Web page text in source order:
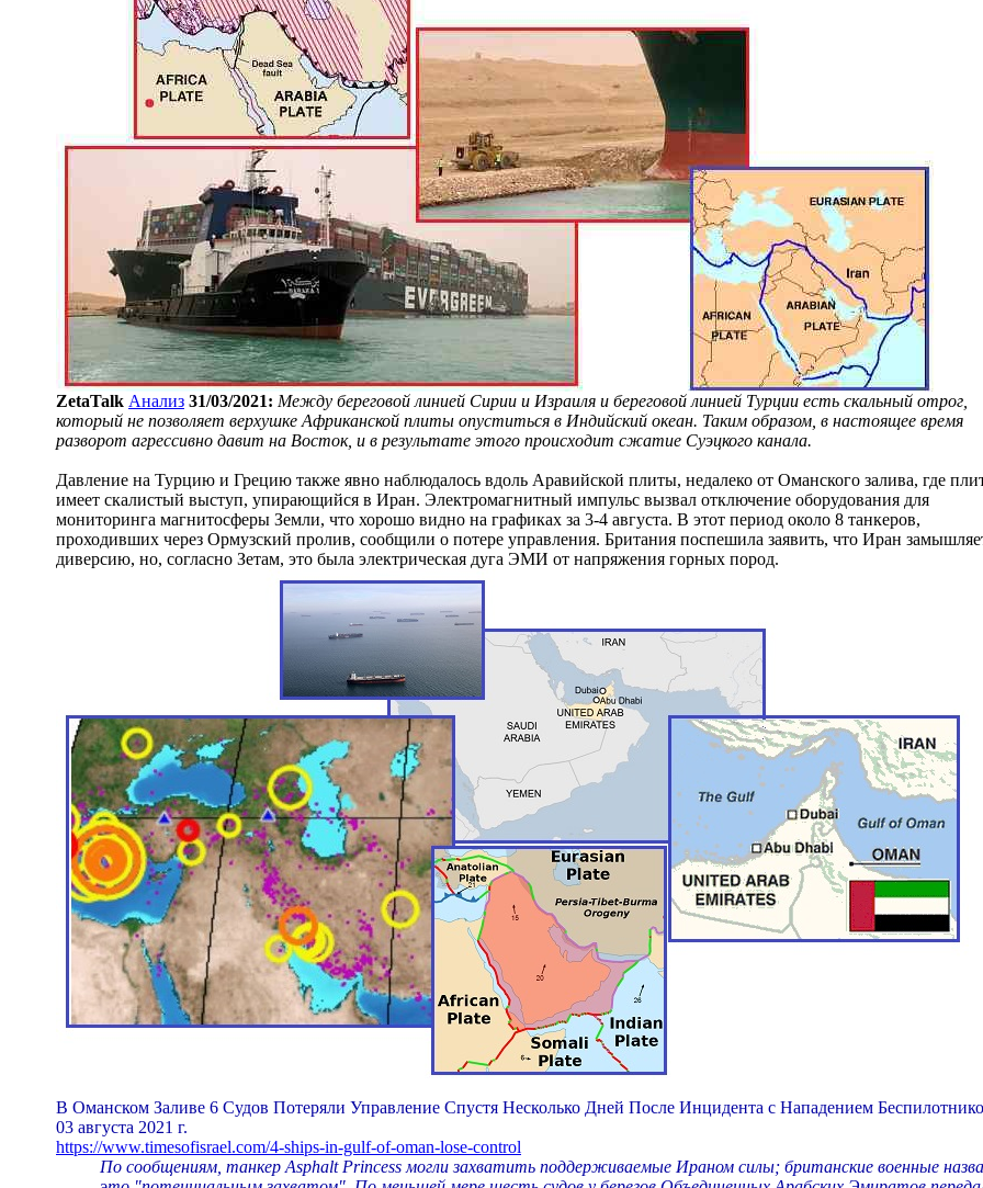
ZetaTalk Анализ 31/03/2021: Между береговой линией Сирии и Израиля и береговой линией Турции есть скальный отрог,
который не позволяет верхушке Африканской плиты опуститься в Индийский океан. Таким образом, в настоящее время
разворот агрессивно давит на Восток, и в результате этого происходит сжатие Суэцкого канала.
Давление на Турцию и Грецию также явно наблюдалось вдоль Аравийской плиты, недалеко от Оманского залива, где
имеет скалистый выступ, упирающийся в Иран. Электромагнитный импульс вызвал отключение оборудования для
мониторинга магнитосферы Земли, что хорошо видно на графиках за 3-4 августа. В этот период около 8 танкеров,
проходивших через Ормузский пролив, сообщили о потере управления. Британия поспешила заявить, что Иран
диверсию, но, согласно Зетам, это была электрическая дуга ЭМИ от напряжения горных пород.
В Оманском Заливе 6 Судов Потеряли Управление Спустя Несколько Дней После Инцидента с Нападением
03 августа 2021 г.
https://www.timesofisrael.com/4-ships-in-gulf-of-oman-lose-control
По сообщениям, танкер Asphalt Princess могли захватить поддерживаемые Ираном силы; британские военные